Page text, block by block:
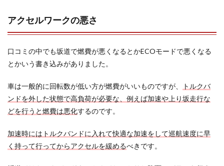
アクセルワークの悪さ
口コミの中でも坂道で燃費が悪くなるとかECOモードで悪くなる
とかいう書き込みがありました。
車は一般的に回転数が低い方が燃費がいいものですが、
トルクバ
ンドを外した状態で高負荷が必要な、例えば加速や上り坂走行な
どを行うと燃費は悪化するのです。
加速時にはトルクバンドに入れて快適な加速をして巡航速度に早
く持って行ってからアクセルを緩めるべきです。